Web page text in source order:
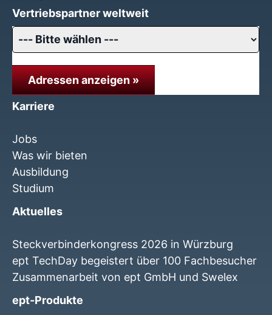
Vertriebspartner weltweit
Adressen anzeigen »
Karriere
Jobs
Was wir bieten
Ausbildung
Studium
Aktuelles
Steckverbinderkongress 2026 in Würzburg
ept TechDay begeistert über 100 Fachbesucher
Zusammenarbeit von ept GmbH und Swelex
ept-Produkte